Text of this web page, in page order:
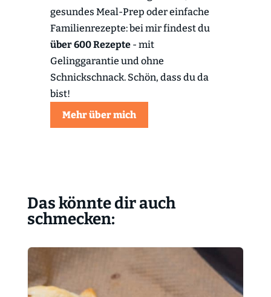
gesundes Meal-Prep oder einfache
Familienrezepte: bei mir findest du
über 600 Rezepte- mit
Gelinggarantie und ohne
Schnickschnack. Schön, dass du da
bist!
Mehr über mich
Das könnte dir auch
schmecken: